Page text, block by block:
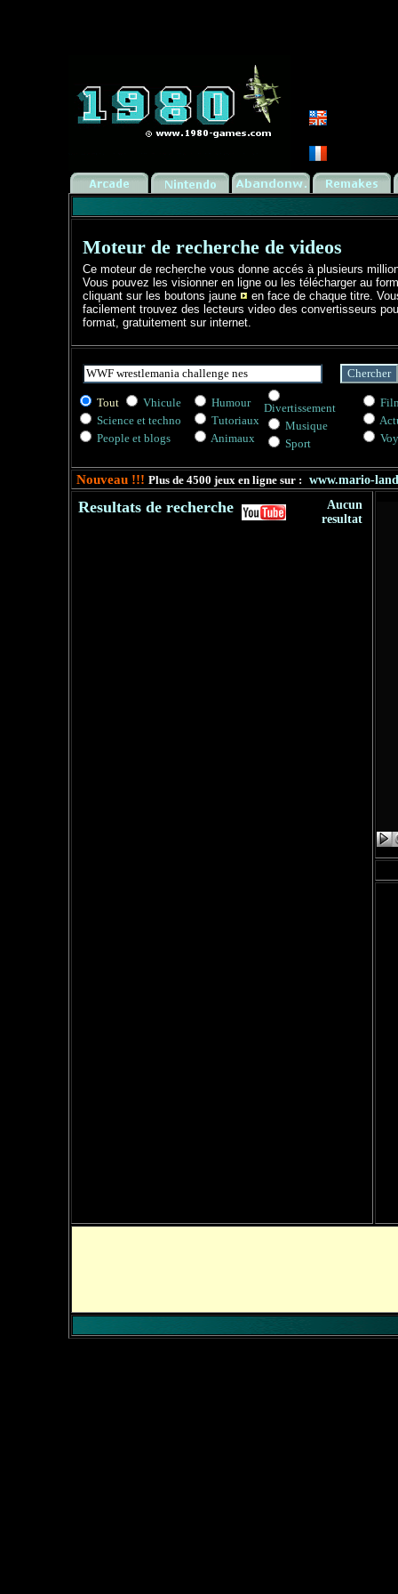
Moteur de recherche de videos
Ce moteur de recherche vous donne accés à plusieurs
Vous pouvez les visionner en ligne ou les télécharger au
cliquant sur les boutons jaune
en face de chaque titre.
facilement trouvez des lecteurs video des convertisseurs
format, gratuitement sur internet.
Tout
Vhicule
Science et techno
People et blogs
Humour
Tutoriaux
Animaux
Divertissement
Musique
Sport
Nouveau !!! Plus de 4500 jeux en ligne sur : www.mario-
Resultats de recherche
Aucun
resultat